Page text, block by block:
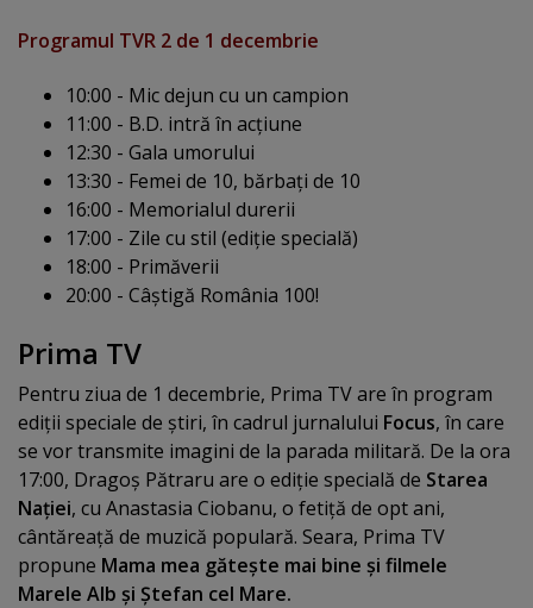
Programul TVR 2 de 1 decembrie
10:00 - Mic dejun cu un campion
11:00 - B.D. intră în acţiune
12:30 - Gala umorului
13:30 - Femei de 10, bărbaţi de 10
16:00 - Memorialul durerii
17:00 - Zile cu stil (ediţie specială)
18:00 - Primăverii
20:00 - Câştigă România 100!
Prima TV
Pentru ziua de 1 decembrie, Prima TV are în program
ediţii speciale de ştiri, în cadrul jurnalului Focus, în care
se vor transmite imagini de la parada militară. De la ora
17:00, Dragoş Pătraru are o ediţie specială de Starea
Naţiei, cu Anastasia Ciobanu, o fetiţă de opt ani,
cântăreaţă de muzică populară. Seara, Prima TV
propune Mama mea găteşte mai bine şi filmele
Marele Alb şi Ştefan cel Mare.